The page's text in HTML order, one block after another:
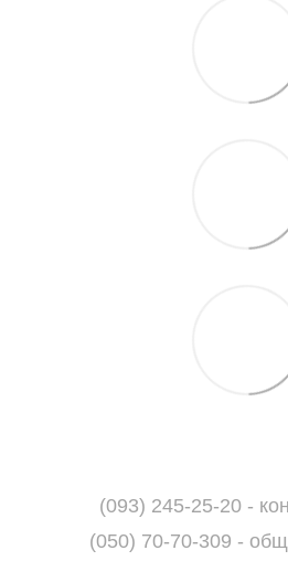
(093) 245-25-20 -
(050) 70-70-309 -